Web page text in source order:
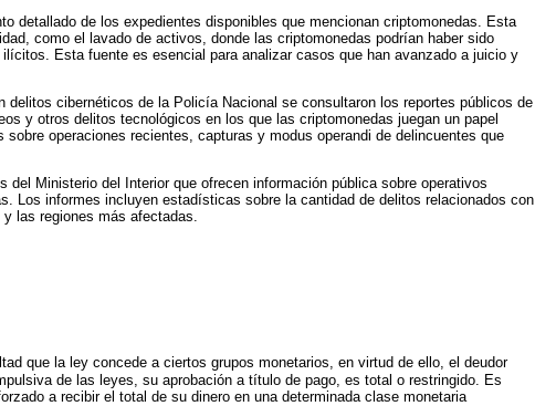
detallado de los expedientes disponibles que mencionan criptomonedas. Esta
como el lavado de activos, donde las criptomonedas podrían haber sido
Esta fuente es esencial para analizar casos que han avanzado a juicio y
delitos cibernéticos de la Policía Nacional se consultaron los reportes públicos de
y otros delitos tecnológicos en los que las criptomonedas juegan un papel
operaciones recientes, capturas y modus operandi de delincuentes que
del Ministerio del Interior que ofrecen información pública sobre operativos
Los informes incluyen estadísticas sobre la cantidad de delitos relacionados con
las regiones más afectadas.
que la ley concede a ciertos grupos monetarios, en virtud de ello, el deudor
de las leyes, su aprobación a título de pago, es total o restringido. Es
a recibir el total de su dinero en una determinada clase monetaria